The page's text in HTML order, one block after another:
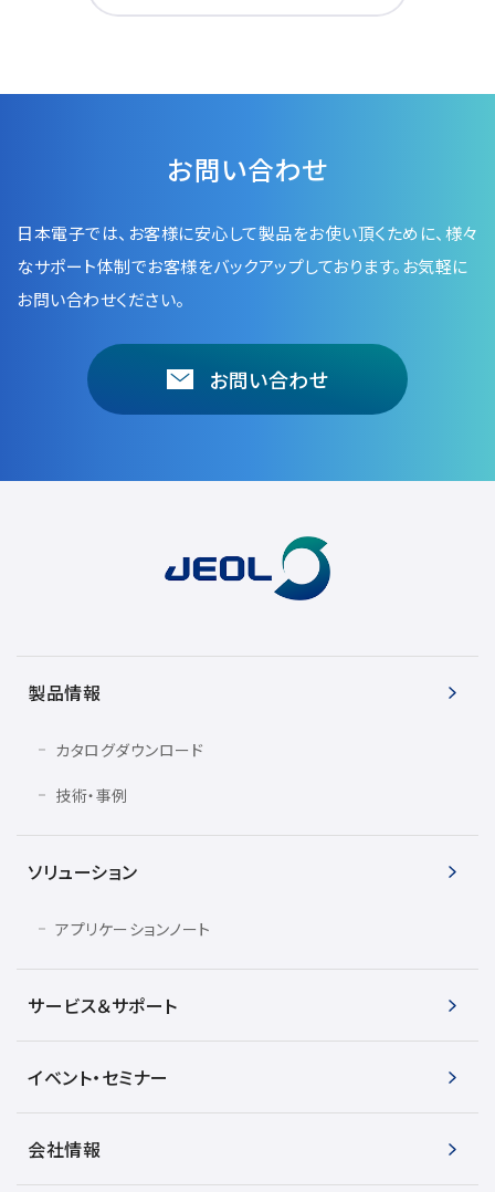
お問い合わせ
日本電子では、お客様に安心して製品をお使い頂くために、 様々
なサポート体制でお客様をバックアップしております。お気軽に
お問い合わせください。
お問い合わせ
製品情報
カタログダウンロード
技術・事例
ソリューション
アプリケーションノート
サービス＆サポート
イベント・セミナー
会社情報